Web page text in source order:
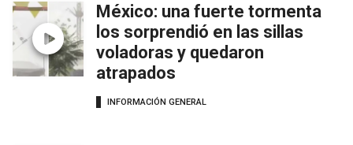
México: una fuerte tormenta
los sorprendió en las sillas
voladoras y quedaron
atrapados
INFORMACIÓN GENERAL